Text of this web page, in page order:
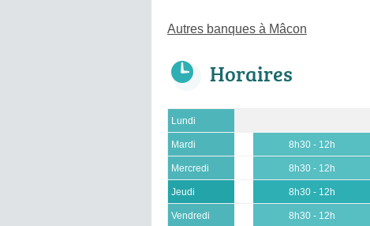
Autres banques à Mâcon
Horaires
Lundi
Mardi 8h30 - 12h
Mercredi 8h30 - 12h
Jeudi 8h30 - 12h
Vendredi 8h30 - 12h